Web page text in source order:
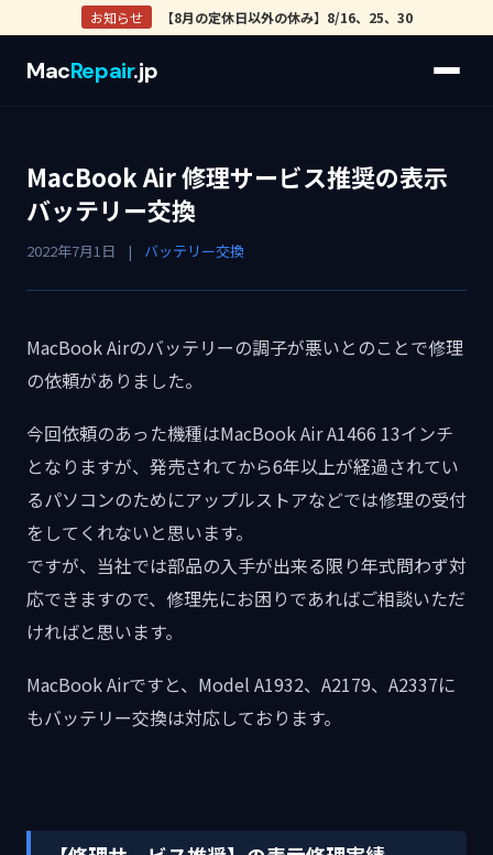
お知らせ 【8月の定休日以外の休み】8/16、25、30
MacRepair.jp
MacBook Air 修理サービス推奨の表示
バッテリー交換
2022年7月1日 | バッテリー交換
MacBook Airのバッテリーの調子が悪いとのことで修理
の依頼がありました。
今回依頼のあった機種はMacBook Air A1466 13インチ
となりますが、発売されてから6年以上が経過されてい
るパソコンのためにアップルストアなどでは修理の受付
をしてくれないと思います。
ですが、当社では部品の入手が出来る限り年式問わず対
応できますので、修理先にお困りであればご相談いただ
ければと思います。
MacBook Airですと、Model A1932、A2179、A2337に
もバッテリー交換は対応しております。